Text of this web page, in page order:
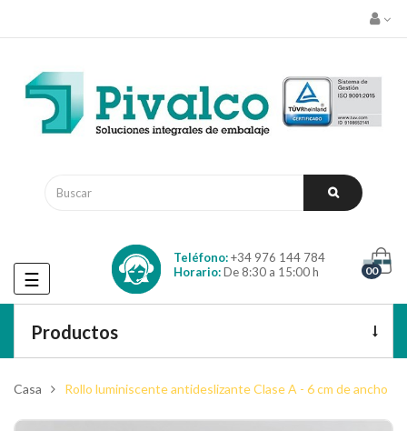
Teléfono:+34 976 144 784
Horario:De 8:30 a 15:00 h 00
Productos
Navegación
de
☰
Casa Rollo luminiscente antideslizante Clase A - 6 cm de ancho